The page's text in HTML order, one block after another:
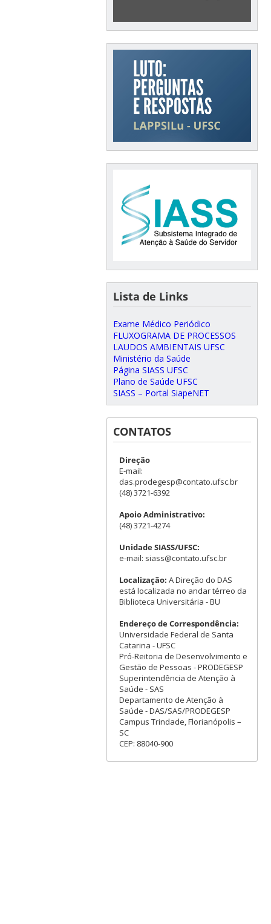
Lista de Links
Exame Médico Periódico
FLUXOGRAMA DE PROCESSOS
LAUDOS AMBIENTAIS UFSC
Ministério da Saúde
Página SIASS UFSC
Plano de Saúde UFSC
SIASS – Portal SiapeNET
CONTATOS
Direção
E-mail:
das.prodegesp@contato.ufsc.br
(48) 3721-6392
Apoio Administrativo:
(48) 3721-4274
Unidade SIASS/UFSC:
e-mail: siass@contato.ufsc.br
Localização: A Direção do DAS
está localizada no andar térreo da
Biblioteca Universitária - BU
Endereço de Correspondência:
Universidade Federal de Santa
Catarina - UFSC
Pró-Reitoria de Desenvolvimento e
Gestão de Pessoas - PRODEGESP
Superintendência de Atenção à
Saúde - SAS
Departamento de Atenção à
Saúde - DAS/SAS/PRODEGESP
Campus Trindade, Florianópolis –
SC
CEP: 88040-900